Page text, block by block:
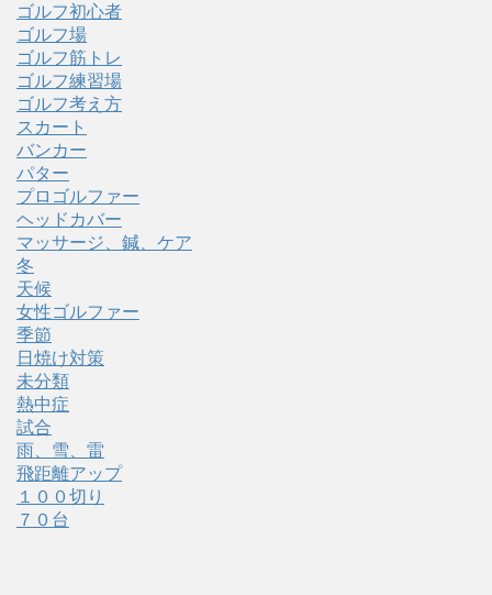
ゴルフ初心者
ゴルフ場
ゴルフ筋トレ
ゴルフ練習場
ゴルフ考え方
スカート
バンカー
パター
プロゴルファー
ヘッドカバー
マッサージ、鍼、ケア
冬
天候
女性ゴルファー
季節
日焼け対策
未分類
熱中症
試合
雨、雪、雷
飛距離アップ
１００切り
７０台